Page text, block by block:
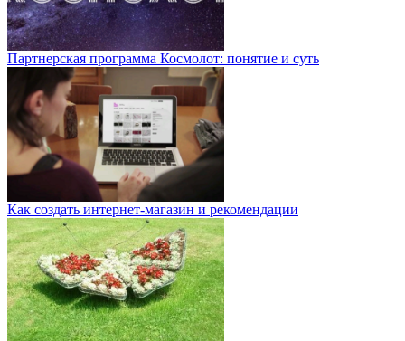
Партнерская программа Космолот: понятие и суть
Как создать интернет-магазин и рекомендации